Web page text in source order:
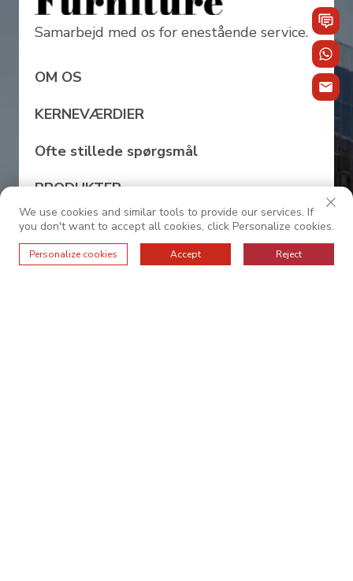
Samarbejd med os for enestående service.
OM OS
KERNEVÆRDIER
Ofte stillede spørgsmål
PRODUKTER
PROJEKTER
KONTAKT OS
We use cookies and similar tools to provide our services. If
you don't want to accept all cookies, click Personalize cookies.
Personalize cookies Accept Reject